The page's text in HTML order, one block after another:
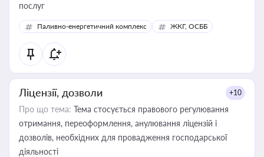
послуг
Паливно-енергетичний комплекс ЖКГ, ОСББ
Ліцензії, дозволи +10
Про що тема: Тема стосується правового регулювання
отримання, переоформлення, анулювання ліцензій і
дозволів, необхідних для провадження господарської
діяльності